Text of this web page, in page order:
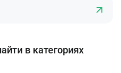
в категориях